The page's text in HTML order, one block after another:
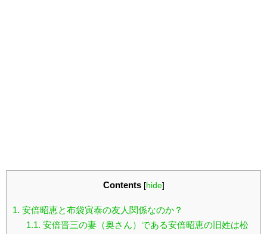
Contents [hide]
1. 安倍昭恵と布袋寅泰の友人関係なのか？
1.1. 安倍晋三の妻（奥さん）である安倍昭恵の旧姓は松